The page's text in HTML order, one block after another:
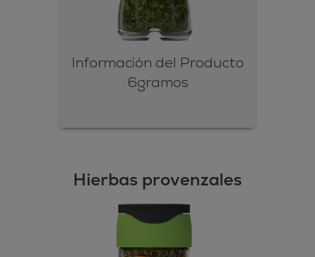
Información del Producto
6gramos
Hierbas provenzales